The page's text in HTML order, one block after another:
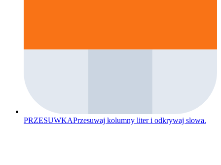
PRZESUWKAPrzesuwaj kolumny liter i odkrywaj slowa.